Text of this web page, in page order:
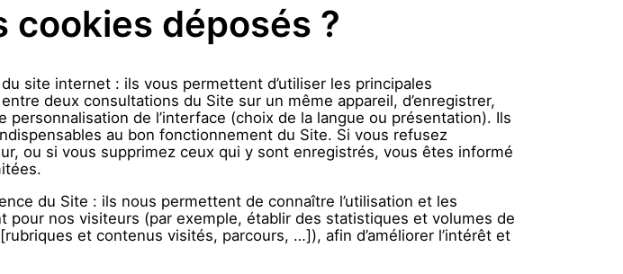
cookies déposés ?
site internet : ils vous permettent d’utiliser les principales
deux consultations du Site sur un même appareil, d’enregistrer,
de l’interface (choix de la langue ou présentation). Ils
au bon fonctionnement du Site. Si vous refusez
ou si vous supprimez ceux qui y sont enregistrés, vous êtes informé
du Site : ils nous permettent de connaître l’utilisation et les
pour nos visiteurs (par exemple, établir des statistiques et volumes de
et contenus visités, parcours, …]), afin d’améliorer l’intérêt et